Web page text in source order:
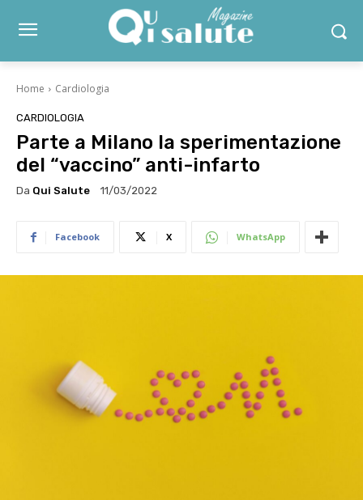
Home Cardiologia
CARDIOLOGIA
Parte a Milano la sperimentazione
del “vaccino” anti-infarto
Da Qui Salute 11/03/2022
Facebook X WhatsApp